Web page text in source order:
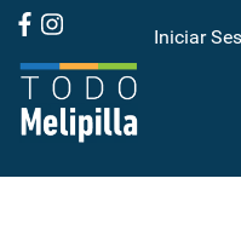
Iniciar